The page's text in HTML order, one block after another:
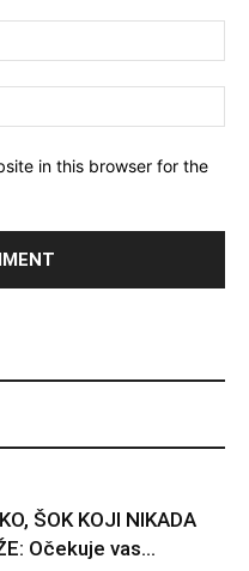
in this browser for the
ŠOK KOJI NIKADA
Očekuje vas...